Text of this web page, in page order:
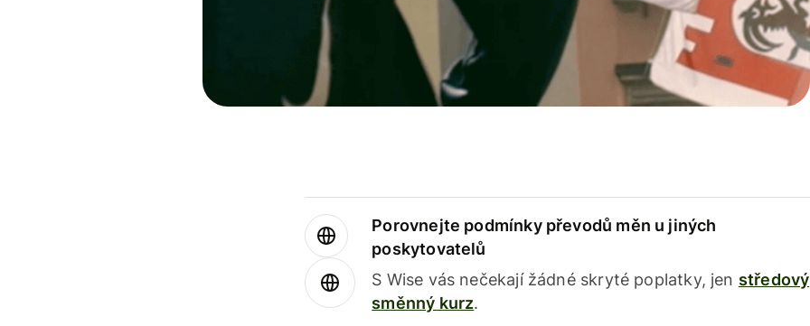
Porovnejte podmínky převodů měn u jiných
poskytovatelů
S Wise vás nečekají žádné skryté poplatky, jen středový
směnný kurz.